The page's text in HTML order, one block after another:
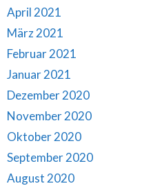
April 2021
März 2021
Februar 2021
Januar 2021
Dezember 2020
November 2020
Oktober 2020
September 2020
August 2020